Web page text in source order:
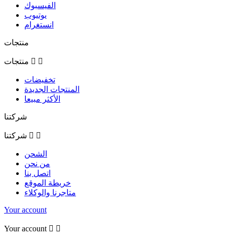
الفيسبوك
يوتيوب
انستغرام
منتجات
منتجات  
تخفيضات
المنتجات الجديدة
الأكثر مبيعا
شركتنا
شركتنا  
الشحن
من نحن
اتصل بنا
خريطة الموقع
متاجرنا والوكلاء
Your account
Your account  